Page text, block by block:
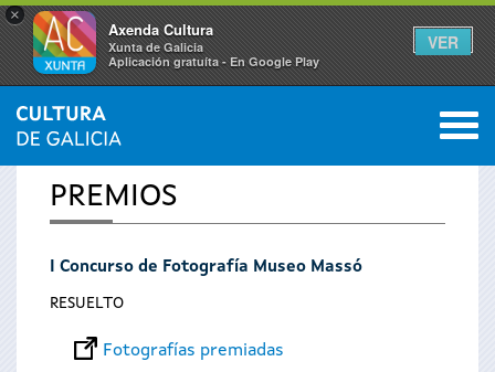
×
Axenda Cultura
Xunta de Galicia
Aplicación gratuíta - En Google Play
VER
Se
encuentra
usted
INICIO 0
PREMIOS
I Concurso de Fotografía Museo Massó
RESUELTO
Fotografías premiadas